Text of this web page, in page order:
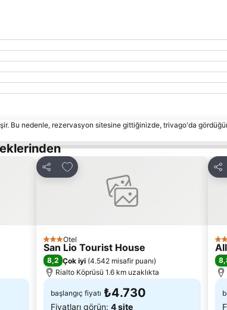
Bu nedenle, rezervasyon sitesine gittiğinizde, trivago'da
Paylaş
Favorilerime ekle
3 YıldızOtel
San Lio Tourist House
8,2 Çok iyi (4.542 misafir puanı)
Rialto Köprüsü 1.6 km uzaklıkta
başlangıç fiyatı ₺4.730
Fiyatları görün: 4 site
3